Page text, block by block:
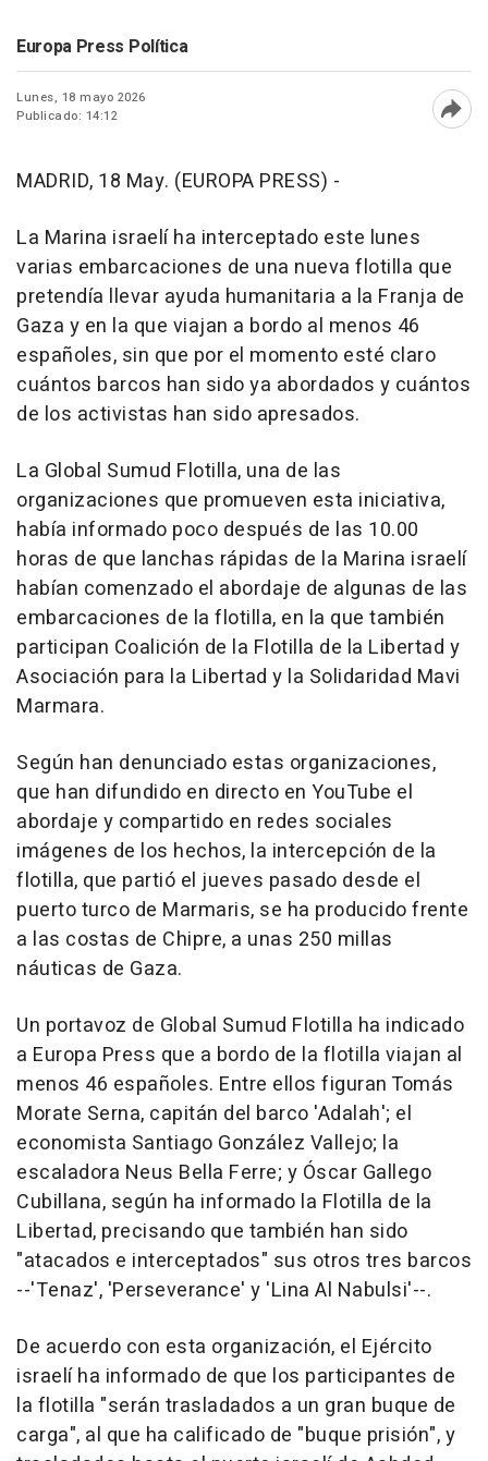
Europa Press Política
Lunes, 18 mayo 2026
Publicado: 14:12
MADRID, 18 May. (EUROPA PRESS) -
La Marina israelí ha interceptado este lunes
varias embarcaciones de una nueva flotilla que
pretendía llevar ayuda humanitaria a la Franja de
Gaza y en la que viajan a bordo al menos 46
españoles, sin que por el momento esté claro
cuántos barcos han sido ya abordados y cuántos
de los activistas han sido apresados.
La Global Sumud Flotilla, una de las
organizaciones que promueven esta iniciativa,
había informado poco después de las 10.00
horas de que lanchas rápidas de la Marina israelí
habían comenzado el abordaje de algunas de las
embarcaciones de la flotilla, en la que también
participan Coalición de la Flotilla de la Libertad y
Asociación para la Libertad y la Solidaridad Mavi
Marmara.
Según han denunciado estas organizaciones,
que han difundido en directo en YouTube el
abordaje y compartido en redes sociales
imágenes de los hechos, la intercepción de la
flotilla, que partió el jueves pasado desde el
puerto turco de Marmaris, se ha producido frente
a las costas de Chipre, a unas 250 millas
náuticas de Gaza.
Un portavoz de Global Sumud Flotilla ha indicado
a Europa Press que a bordo de la flotilla viajan al
menos 46 españoles. Entre ellos figuran Tomás
Morate Serna, capitán del barco 'Adalah'; el
economista Santiago González Vallejo; la
escaladora Neus Bella Ferre; y Óscar Gallego
Cubillana, según ha informado la Flotilla de la
Libertad, precisando que también han sido
"atacados e interceptados" sus otros tres barcos
--'Tenaz', 'Perseverance' y 'Lina Al Nabulsi'--.
De acuerdo con esta organización, el Ejército
israelí ha informado de que los participantes de
la flotilla "serán trasladados a un gran buque de
carga", al que ha calificado de "buque prisión", y